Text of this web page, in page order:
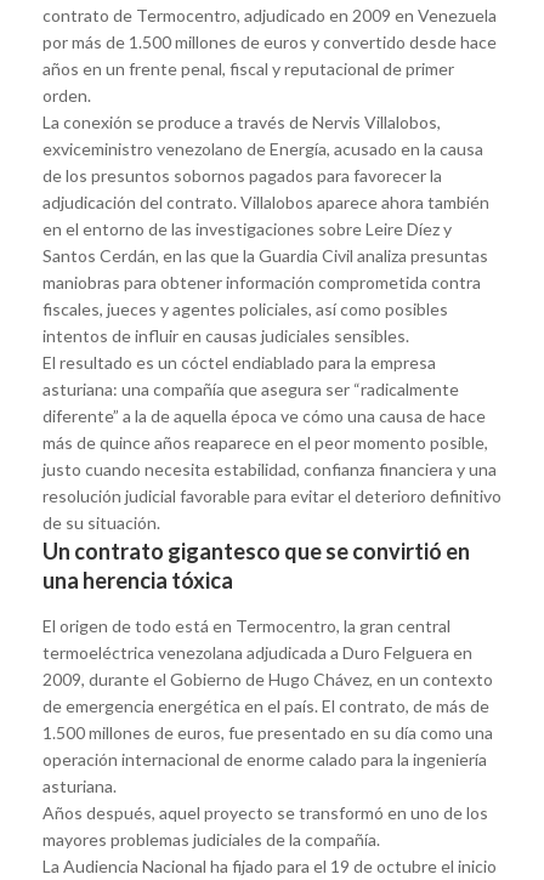
contrato de Termocentro, adjudicado en 2009 en Venezuela
por más de 1.500 millones de euros y convertido desde hace
años en un frente penal, fiscal y reputacional de primer
orden.
La conexión se produce a través de Nervis Villalobos,
exviceministro venezolano de Energía, acusado en la causa
de los presuntos sobornos pagados para favorecer la
adjudicación del contrato. Villalobos aparece ahora también
en el entorno de las investigaciones sobre Leire Díez y
Santos Cerdán, en las que la Guardia Civil analiza presuntas
maniobras para obtener información comprometida contra
fiscales, jueces y agentes policiales, así como posibles
intentos de influir en causas judiciales sensibles.
El resultado es un cóctel endiablado para la empresa
asturiana: una compañía que asegura ser “radicalmente
diferente” a la de aquella época ve cómo una causa de hace
más de quince años reaparece en el peor momento posible,
justo cuando necesita estabilidad, confianza financiera y una
resolución judicial favorable para evitar el deterioro definitivo
de su situación.
Un contrato gigantesco que se convirtió en
una herencia tóxica
El origen de todo está en Termocentro, la gran central
termoeléctrica venezolana adjudicada a Duro Felguera en
2009, durante el Gobierno de Hugo Chávez, en un contexto
de emergencia energética en el país. El contrato, de más de
1.500 millones de euros, fue presentado en su día como una
operación internacional de enorme calado para la ingeniería
asturiana.
Años después, aquel proyecto se transformó en uno de los
mayores problemas judiciales de la compañía.
La Audiencia Nacional ha fijado para el 19 de octubre el inicio